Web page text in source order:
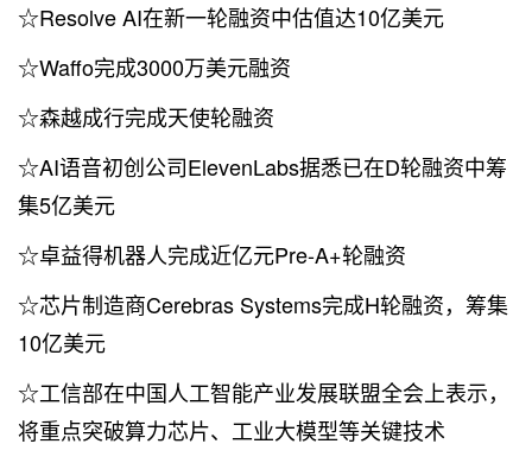
☆Resolve AI在新一轮融资中估值达10亿美元
☆Waffo完成3000万美元融资
☆森越成行完成天使轮融资
☆AI语音初创公司ElevenLabs据悉已在D轮融资中筹
集5亿美元
☆卓益得机器人完成近亿元Pre-A+轮融资
☆芯片制造商Cerebras Systems完成H轮融资，筹集
10亿美元
☆工信部在中国人工智能产业发展联盟全会上表示，
将重点突破算力芯片、工业大模型等关键技术